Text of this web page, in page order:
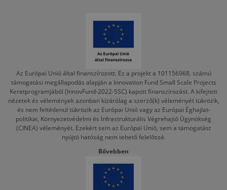
Az Európai Unió által finanszírozott. Ez a projekt a 101156968. számú
támogatási megállapodás alapján a Innovation Fund Small Scale Projects
Keretprogramjából (InnovFund-2022-SSC) kapott finanszírozást. A kifejtett
nézetek és vélemények azonban kizárólag a szerző(k) véleményét tükrözik,
és nem feltétlenül tükrözik az Európai Unió vagy az Európai Éghajlat-
politikai, Környezetvédelmi és Infrastrukturális Végrehajtó Ügynökség
(CINEA) véleményét. Ezekért sem az Európai Unió, sem a támogatást
nyújtó hatóság nem tehető felelőssé.
Bővebben